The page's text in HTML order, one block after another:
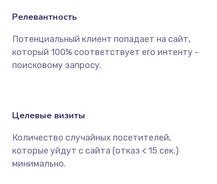
Релевантность
Потенциальный клиент попадает на сайт,
который 100% соответствует его интенту -
поисковому запросу.
Целевые визиты
Количество случайных посетителей,
которые уйдут с сайта (отказ < 15 сек.)
минимально.